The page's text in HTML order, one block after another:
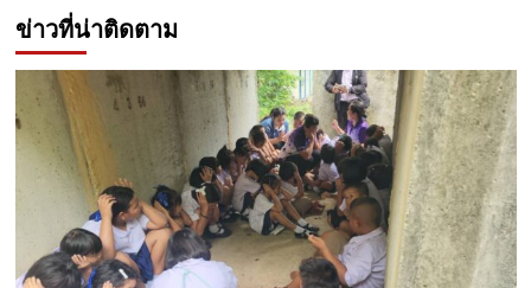
ข่าวที่น่าติดตาม